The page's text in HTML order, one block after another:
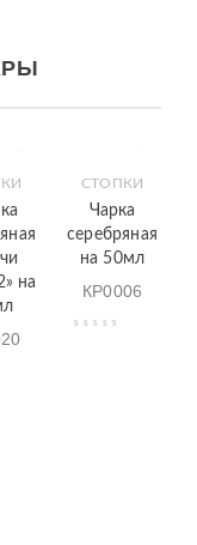
на
СТОПКИ
Чарка
серебряная
на 50мл
КР0006